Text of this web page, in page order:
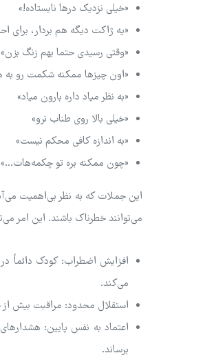
«خیلی نزدیک درها نایستاده!»
«یه ژاکت دیگه هم بردار، برای
«وقتی رسیدی حتما بهم زنگ بزن»
«اون چیزها ممکنه شکمت رو به
«به نظر میاد داره بارون میاد»
«خیلی بالا روی طناب نرو»
«به اندازه کافی محکم نیست»
«چون ممکنه بره تو چکمه‌هات…»
این جملات که به نظر بی‌اهمیت
می‌توانند خطرناک باشند. این امر
افزایش اضطراب: کودک دائماً
می‌کند.
استقلال محدود: مراقبت بیش
اعتماد به نفس پایین:
برساند.